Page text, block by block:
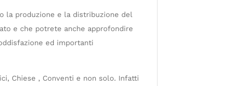
la produzione e la distribuzione del
e che potrete anche approfondire
ed importanti
Chiese , Conventi e non solo. Infatti